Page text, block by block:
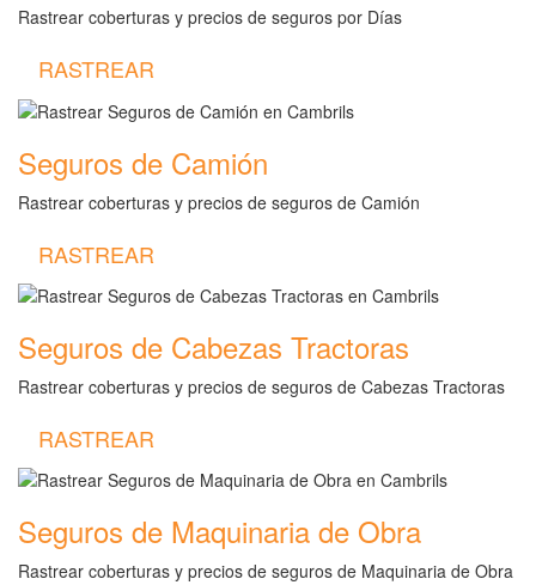
Rastrear coberturas y precios de seguros por Días
RASTREAR
Seguros de Camión
Rastrear coberturas y precios de seguros de Camión
RASTREAR
Seguros de Cabezas Tractoras
Rastrear coberturas y precios de seguros de Cabezas Tractoras
RASTREAR
Seguros de Maquinaria de Obra
Rastrear coberturas y precios de seguros de Maquinaria de Obra